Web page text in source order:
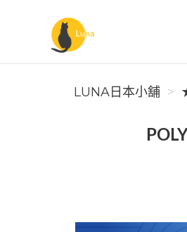
Luna日本小舖
LUNA日本小舖